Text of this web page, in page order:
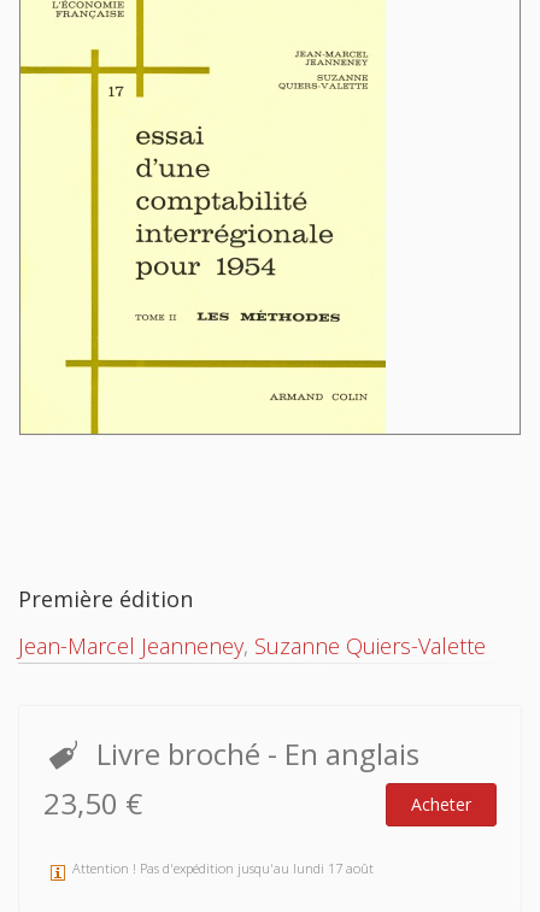
Première édition
Jean-Marcel Jeanneney, Suzanne Quiers-Valette
Livre broché - En anglais
23,50 €
Acheter
Attention ! Pas d'expédition jusqu'au lundi 17 août